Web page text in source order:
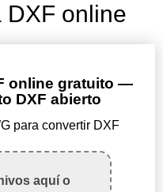
DXF online
online gratuito —
DXF abierto
para convertir DXF
aquí o